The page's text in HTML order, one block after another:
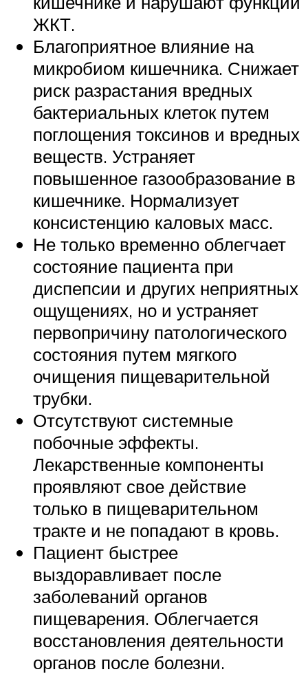
ЖКТ.
Благоприятное влияние на
микробиом кишечника. Снижает
риск разрастания вредных
бактериальных клеток путем
поглощения токсинов и вредных
веществ. Устраняет
повышенное газообразование в
кишечнике. Нормализует
консистенцию каловых масс.
Не только временно облегчает
состояние пациента при
диспепсии и других неприятных
ощущениях, но и устраняет
первопричину патологического
состояния путем мягкого
очищения пищеварительной
трубки.
Отсутствуют системные
побочные эффекты.
Лекарственные компоненты
проявляют свое действие
только в пищеварительном
тракте и не попадают в кровь.
Пациент быстрее
выздоравливает после
заболеваний органов
пищеварения. Облегчается
восстановления деятельности
органов после болезни.